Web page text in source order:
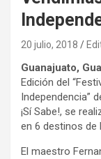
20 julio, 2018
Guanajuato,
Edición del
Independencia”
¡Sí Sabe!, se
en 6 destinos de
El maestro